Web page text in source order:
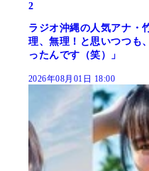
2
ラジオ沖縄の人気アナ・
理、無理！と思いつつも
ったんです（笑）」
2026年08月01日 18:00